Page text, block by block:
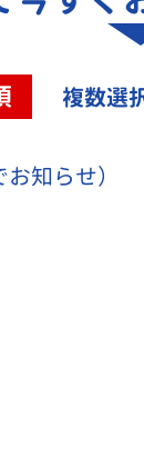
複数選
知らせ）